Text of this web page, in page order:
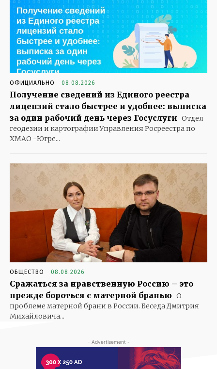
ОФИЦИАЛЬНО 08.08.2026
Получение сведений из Единого реестра
лицензий стало быстрее и удобнее: выписка
за один рабочий день через Госуслуги Отдел
геодезии и картографии Управления Росреестра по
ХМАО -Югре...
ОБЩЕСТВО 08.08.2026
Сражаться за нравственную Россию – это
прежде бороться с матерной бранью О
проблеме матерной брани в России. Беседа Дмитрия
Михайловича...
- Advertisement -